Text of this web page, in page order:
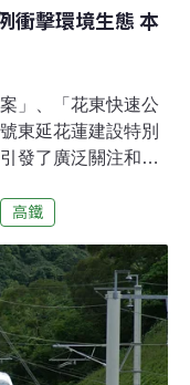
衝擊環境生態 本
」、「花東快速公
東延花蓮建設特別
發了廣泛關注和擔
對此極具環境爭議
東交通三條例除違
外，更未經環境影
重大建設計畫在進
可獲充分評估之關
明度，未能讓公眾
高鐵